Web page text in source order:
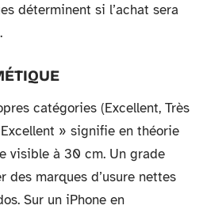
déterminent si l’achat sera
catégories (Excellent, Très
» signifie en théorie
visible à 30 cm. Un grade
des marques d’usure nettes
Sur un iPhone en